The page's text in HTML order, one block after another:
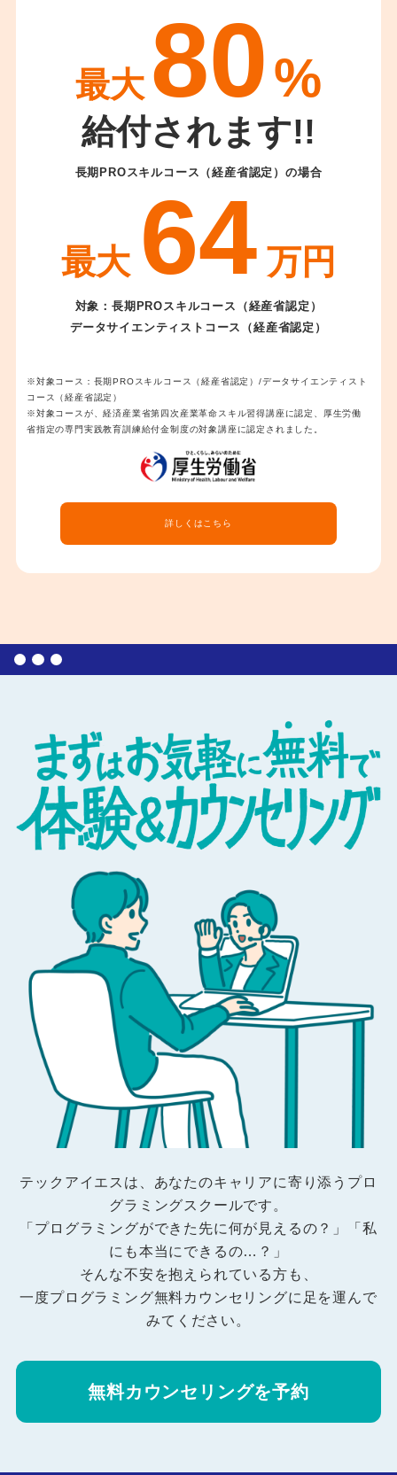
最大 80%
給付されます!!
長期PROスキルコース（経産省認定）の場合
最大 64 万円
対象：長期PROスキルコース（経産省認定）
データサイエンティストコース（経産省認定）
※対象コース：長期PROスキルコース（経産省認定）/データサイエンティスト
コース（経産省認定）
※対象コースが、経済産業省第四次産業革命スキル習得講座に認定、厚生労働
省指定の専門実践教育訓練給付金制度の対象講座に認定されました。
詳しくはこちら
テックアイエスは、あなたのキャリアに寄り添うプロ
グラミングスクールです。
「プログラミングができた先に何が見えるの？」「私
にも本当にできるの…？」
そんな不安を抱えられている方も、
一度プログラミング無料カウンセリングに足を運んで
みてください。
無料カウンセリングを予約